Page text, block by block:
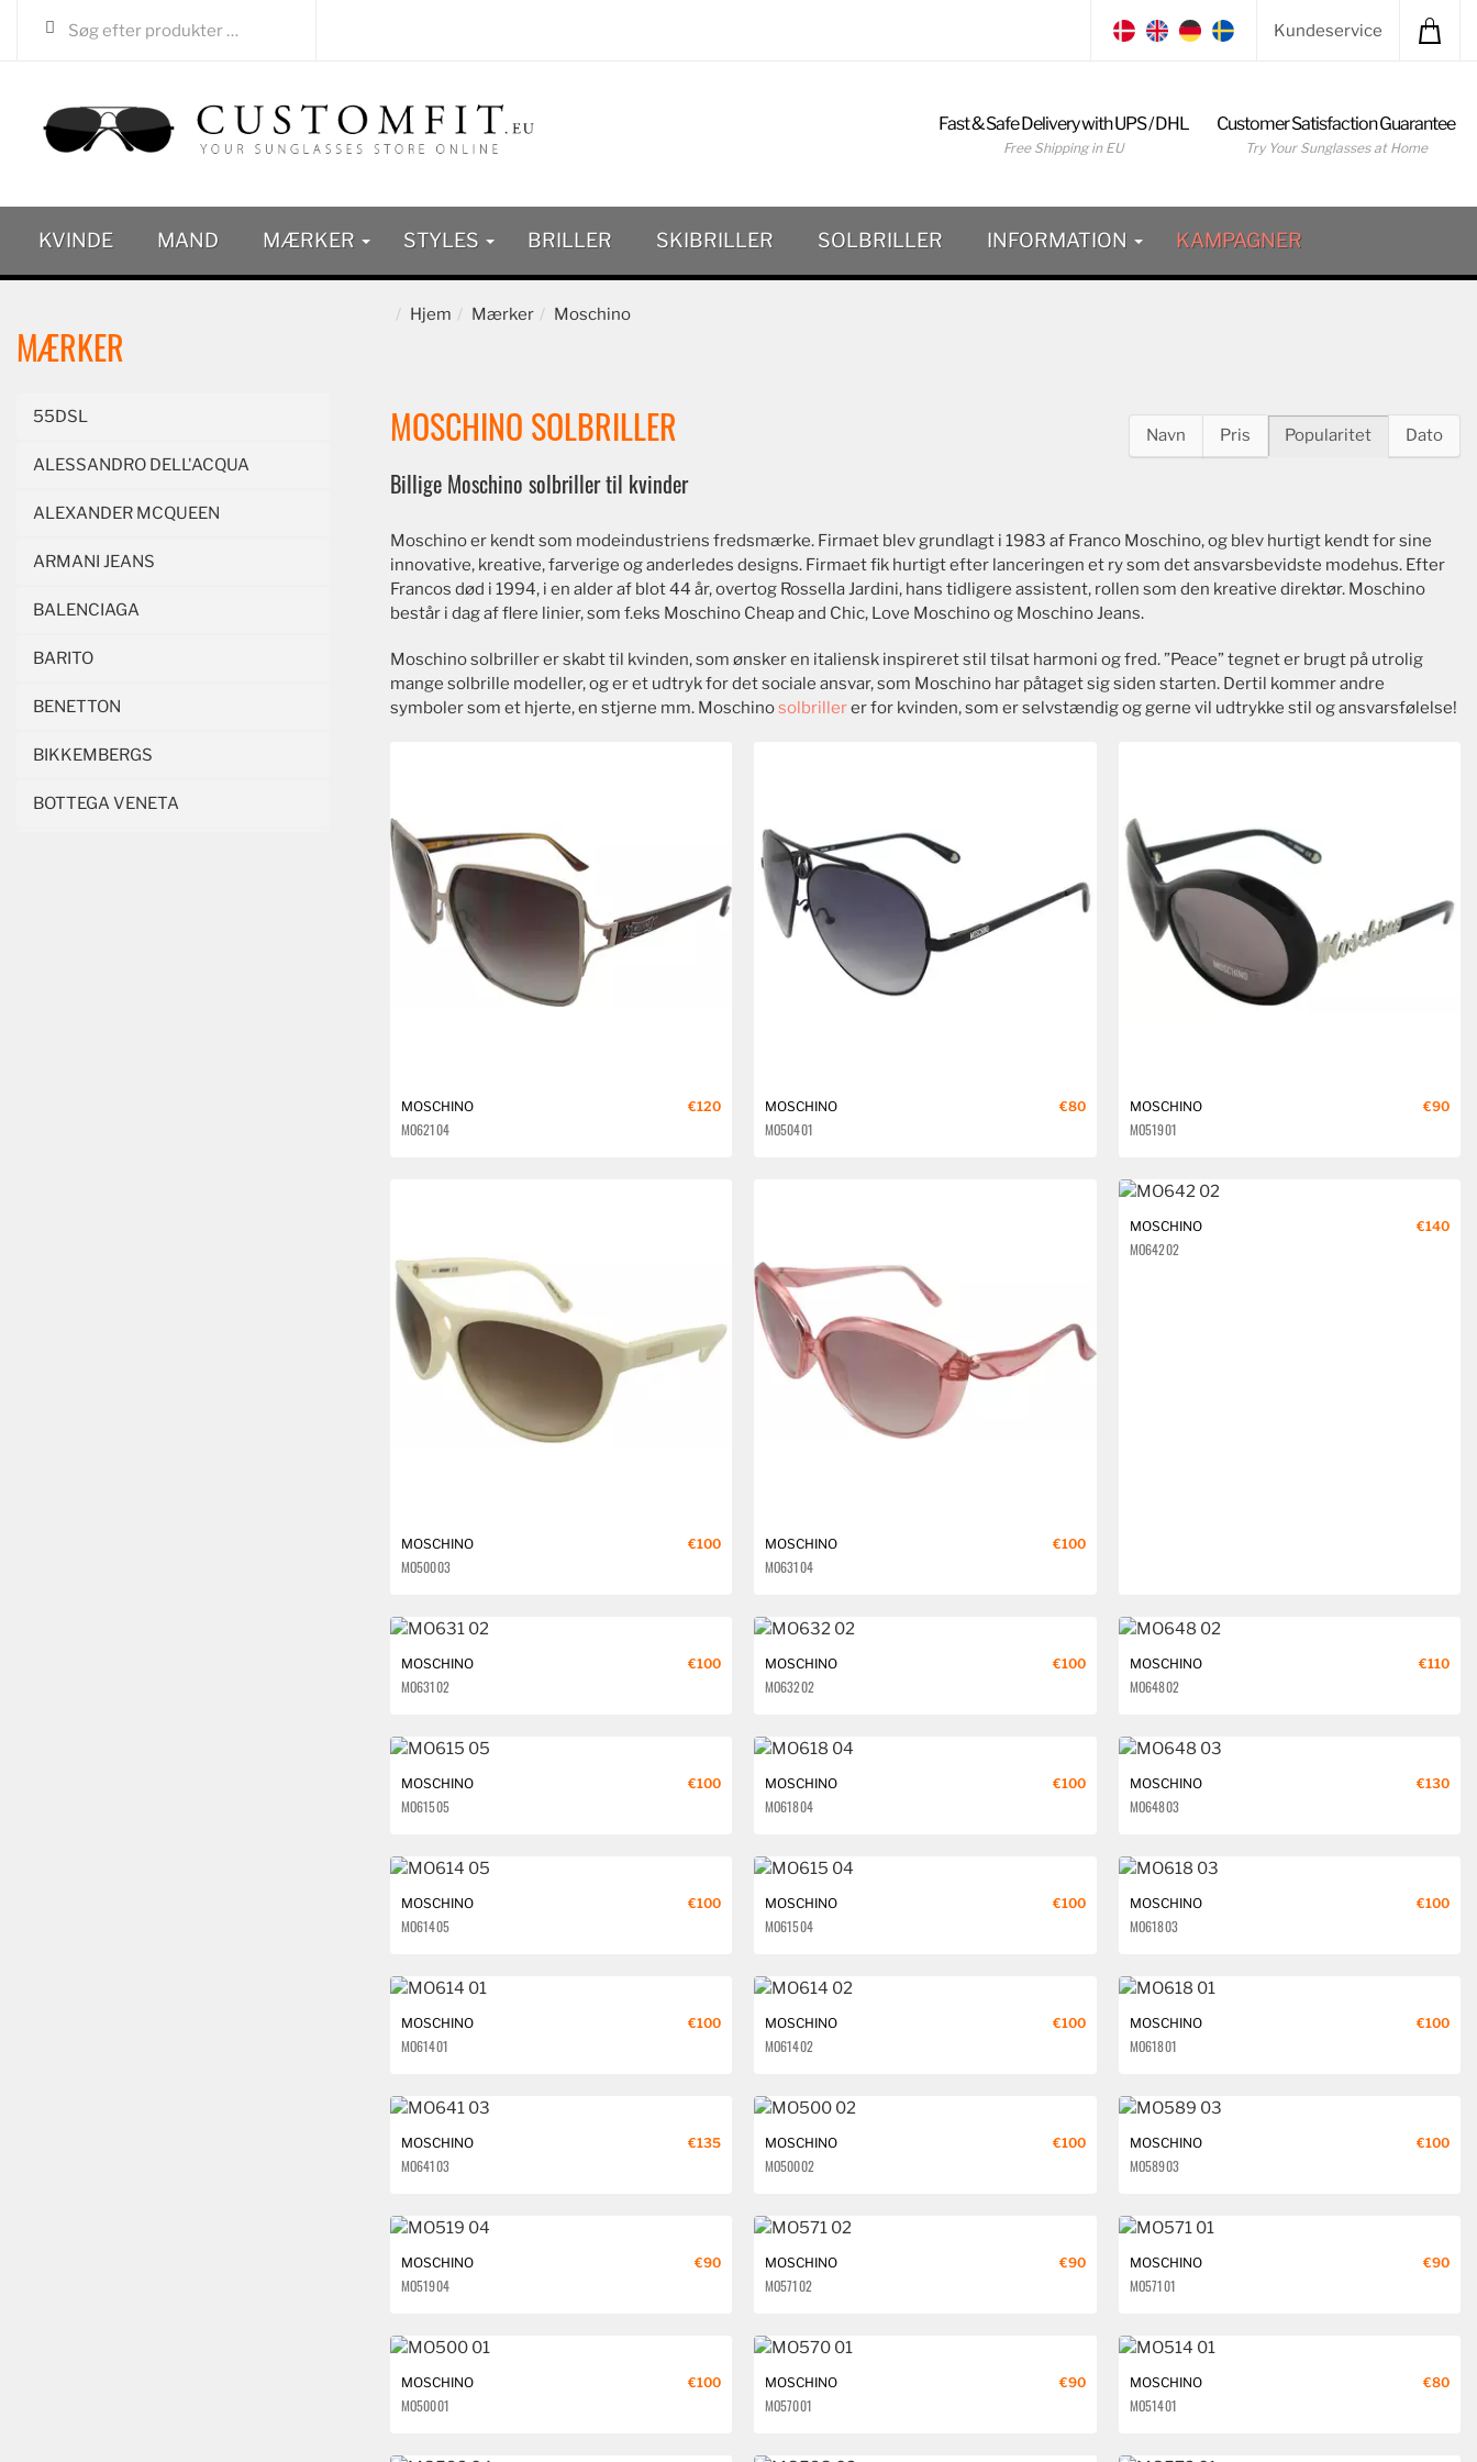
Kundeservice
Fast & Safe Delivery with UPS / DHL
Free Shipping in EU
Customer Satisfaction Guarantee
Try Your Sunglasses at Home
KVINDE MAND MÆRKER STYLES BRILLER SKIBRILLER SOLBRILLER INFORMATION KAMPAGNER
MÆRKER
55DSL
ALESSANDRO DELL'ACQUA
ALEXANDER MCQUEEN
ARMANI JEANS
BALENCIAGA
BARITO
BENETTON
BIKKEMBERGS
BOTTEGA VENETA
Hjem Mærker Moschino
Navn Pris Popularitet Dato
MOSCHINO SOLBRILLER
Billige Moschino solbriller til kvinder
Moschino er kendt som modeindustriens fredsmærke. Firmaet blev grundlagt i 1983 af Franco Moschino, og blev hurtigt kendt for sine
innovative, kreative, farverige og anderledes designs. Firmaet fik hurtigt efter lanceringen et ry som det ansvarsbevidste modehus. Efter
Francos død i 1994, i en alder af blot 44 år, overtog Rossella Jardini, hans tidligere assistent, rollen som den kreative direktør. Moschino
består i dag af flere linier, som f.eks Moschino Cheap and Chic, Love Moschino og Moschino Jeans.
Moschino solbriller er skabt til kvinden, som ønsker en italiensk inspireret stil tilsat harmoni og fred. ”Peace” tegnet er brugt på utrolig
mange solbrille modeller, og er et udtryk for det sociale ansvar, som Moschino har påtaget sig siden starten. Dertil kommer andre
symboler som et hjerte, en stjerne mm. Moschinosolbrillerer for kvinden, som er selvstændig og gerne vil udtrykke stil og ansvarsfølelse!
€120
MOSCHINO
MO621 04
€80
MOSCHINO
MO504 01
€90
MOSCHINO
MO519 01
€100
MOSCHINO
MO500 03
€100
MOSCHINO
MO631 04
€140
MOSCHINO
MO642 02
€100
MOSCHINO
MO631 02
€100
MOSCHINO
MO632 02
€110
MOSCHINO
MO648 02
€100
MOSCHINO
MO615 05
€100
MOSCHINO
MO618 04
€130
MOSCHINO
MO648 03
€100
MOSCHINO
MO614 05
€100
MOSCHINO
MO615 04
€100
MOSCHINO
MO618 03
€100
MOSCHINO
MO614 01
€100
MOSCHINO
MO614 02
€100
MOSCHINO
MO618 01
€135
MOSCHINO
MO641 03
€100
MOSCHINO
MO500 02
€100
MOSCHINO
MO589 03
€90
MOSCHINO
MO519 04
€90
MOSCHINO
MO571 02
€90
MOSCHINO
MO571 01
€100
MOSCHINO
MO500 01
€90
MOSCHINO
MO570 01
€80
MOSCHINO
MO514 01